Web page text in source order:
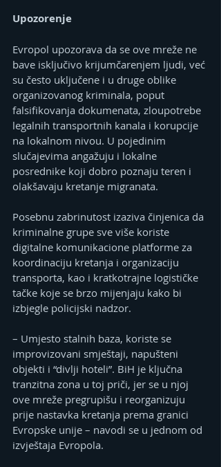
Upozorenje
Evropol upozorava da se ove mreže ne
bave isključivo krijumčarenjem ljudi, već
su često uključene i u druge oblike
organizovanog kriminala, poput
falsifikovanja dokumenata, zloupotrebe
legalnih transportnih kanala i korupcije
na lokalnom nivou. U pojedinim
slučajevima angažuju i lokalne
posrednike koji dobro poznaju teren i
olakšavaju kretanje migranata.
Posebnu zabrinutost izaziva činjenica da
kriminalne grupe sve više koriste
digitalne komunikacione platforme za
koordinaciju kretanja i organizaciju
transporta, kao i kratkotrajne logističke
tačke koje se brzo mijenjaju kako bi
izbjegle policijski nadzor.
– Umjesto stalnih baza, koriste se
improvizovani smještaji, napušteni
objekti i “divlji hoteli”. BiH je ključna
tranzitna zona u toj priči, jer se u njoj
ove mreže pregrupišu i reorganizuju
prije nastavka kretanja prema granici
Evropske unije – navodi se u jednom od
izvještaja Evropola.